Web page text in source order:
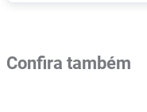
Confira também